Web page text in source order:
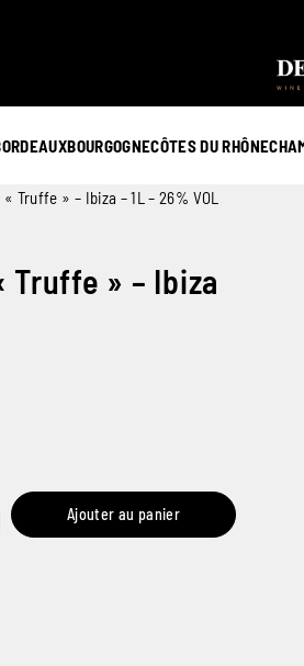
BOURGOGNECÔTES DU RHÔNE
Truffe » – Ibiza – 1L – 26% VOL
Truffe » – Ibiza
Ajouter au panier